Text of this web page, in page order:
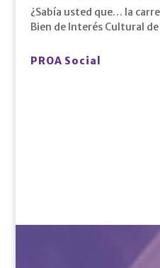
¿Sabía usted que… la
Bien de Interés Cultural
PROA Social